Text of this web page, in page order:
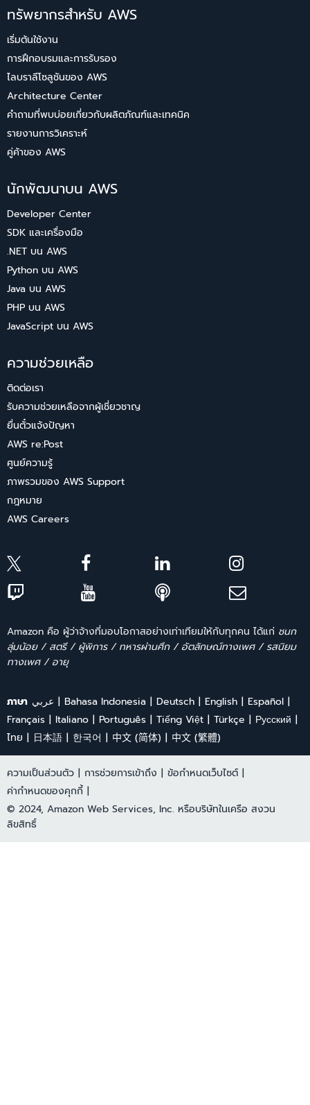
ทรัพยากรสำหรับ AWS
เริ่มต้นใช้งาน
การฝึกอบรมและการรับรอง
ไลบราลีโซลูชันของ AWS
Architecture Center
คำถามที่พบบ่อยเกี่ยวกับผลิตภัณฑ์และเทคนิค
รายงานการวิเคราะห์
คู่ค้าของ AWS
นักพัฒนาบน AWS
Developer Center
SDK และเครื่องมือ
.NET บน AWS
Python บน AWS
Java บน AWS
PHP บน AWS
JavaScript บน AWS
ความช่วยเหลือ
ติดต่อเรา
รับความช่วยเหลือจากผู้เชี่ยวชาญ
ยื่นตั๋วแจ้งปัญหา
AWS re:Post
ศูนย์ความรู้
ภาพรวมของ AWS Support
กฎหมาย
AWS Careers
Amazon คือ ผู้ว่าจ้างที่มอบโอกาสอย่างเท่าเทียมให้กับทุกคน ได้แก่ ชนก
ลุ่มน้อย / สตรี / ผู้พิการ / ทหารผ่านศึก / อัตลักษณ์ทางเพศ / รสนิยม
ทางเพศ / อายุ
ภาษา عربي Bahasa Indonesia Deutsch English
Español
Français
Italiano Português Tiếng Việt Türkçe
Ρусский
ไทย
日本語 한국어 中文 (简体) 中文 (繁體)
ความเป็นส่วนตัว | การช่วยการเข้าถึง | ข้อกำหนดเว็บไซต์ |
ค่ากำหนดของคุกกี้ |
© 2024, Amazon Web Services, Inc. หรือบริษัทในเครือ สงวน
ลิขสิทธิ์